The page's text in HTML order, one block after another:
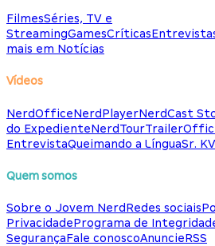
FilmesSéries, TV e
StreamingGamesCríticas
mais em Notícias
Vídeos
NerdOfficeNerdPlayerNerdCast
do ExpedienteNerdTour
EntrevistaQueimando a LínguaSr. K
Quem somos
Sobre o Jovem NerdRedes sociais
PrivacidadePrograma de
SegurançaFale conoscoAnuncieRSS